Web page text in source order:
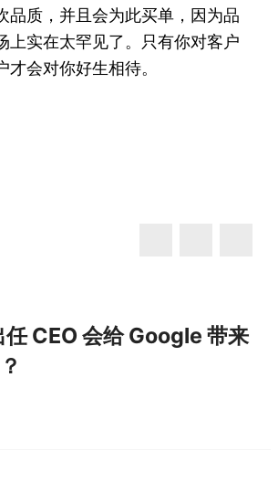
品质，并且会为此买单，因为品
上实在太罕见了。只有你对客户
才会对你好生相待。
任 CEO 会给 Google 带来